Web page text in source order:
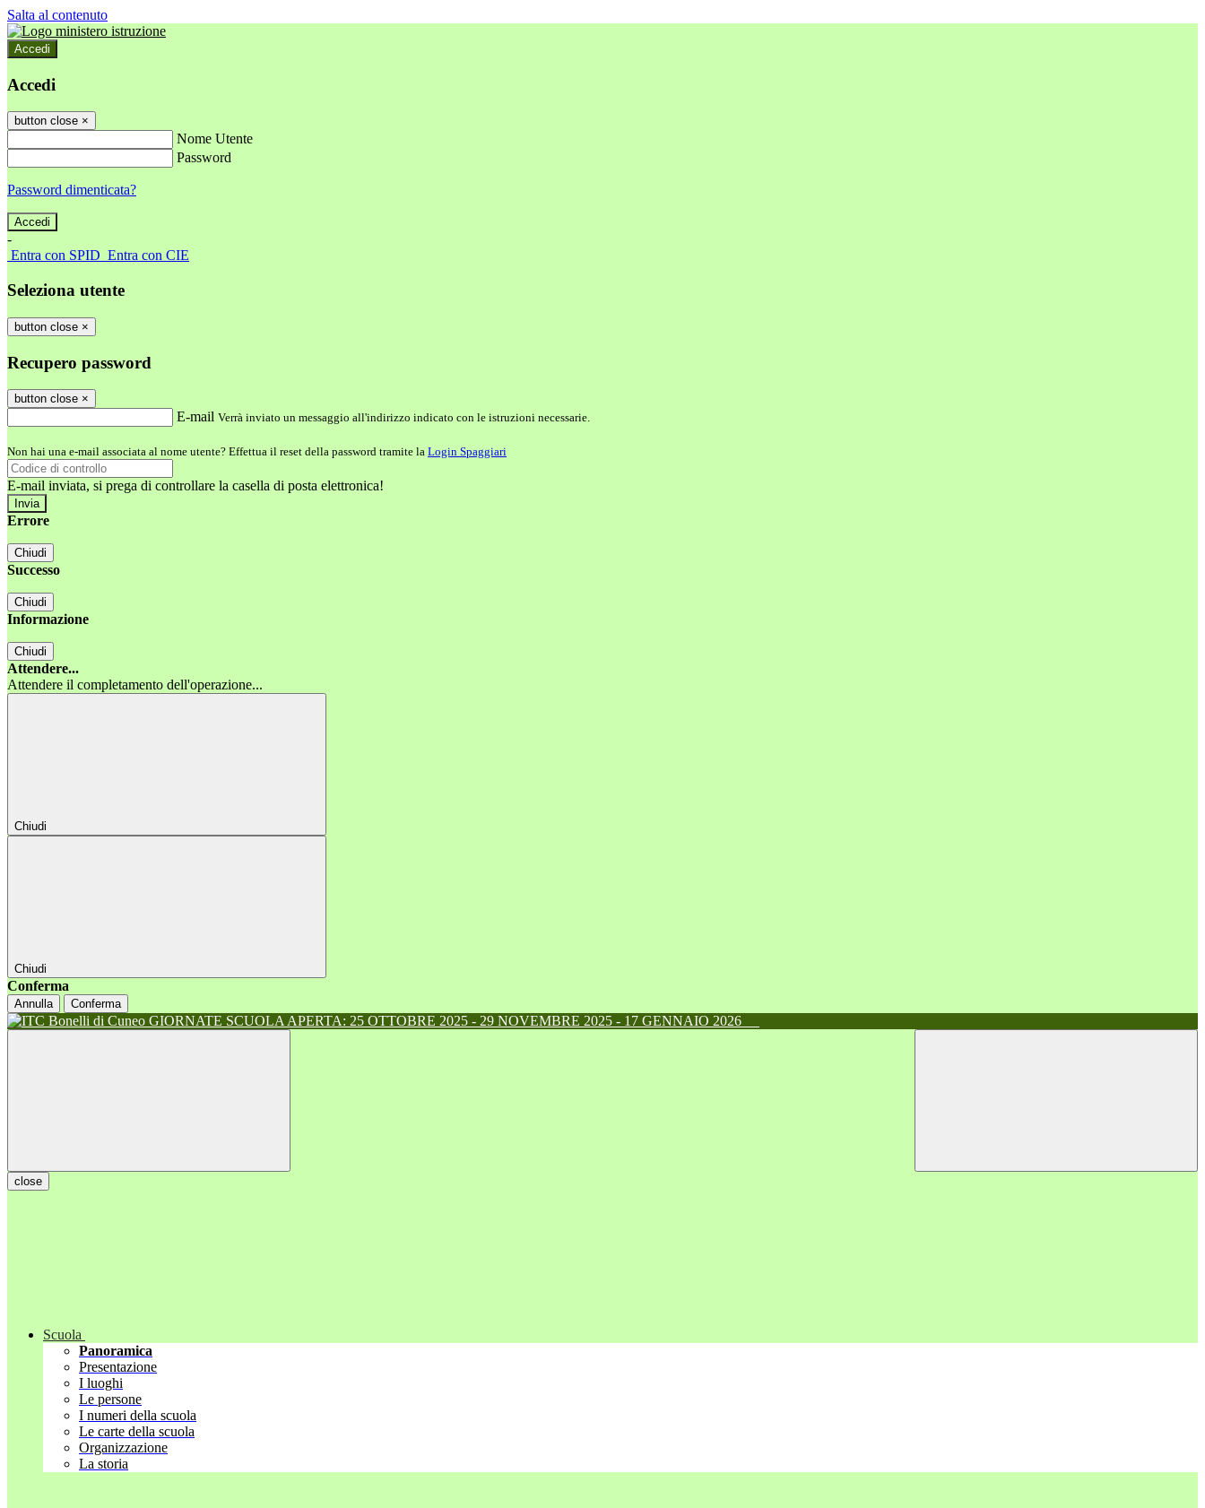
Salta al contenuto
Accedi
Accedi
button close ×
Nome Utente
Password
Password dimenticata?
-
Entra con SPID Entra con CIE
Seleziona utente
button close ×
Recupero password
button close ×
E-mail Verrà inviato un messaggio all'indirizzo indicato con le istruzioni necessarie.
Non hai una e-mail associata al nome utente? Effettua il reset della password tramite la Login Spaggiari
E-mail inviata, si prega di controllare la casella di posta elettronica!
Errore
Chiudi
Successo
Chiudi
Informazione
Chiudi
Attendere...
Attendere il completamento dell'operazione...
Chiudi
Chiudi
Conferma
Annulla Conferma
GIORNATE SCUOLA APERTA: 25 OTTOBRE 2025 - 29 NOVEMBRE 2025 - 17 GENNAIO 2026
close
Scuola
Panoramica
Presentazione
I luoghi
Le persone
I numeri della scuola
Le carte della scuola
Organizzazione
La storia